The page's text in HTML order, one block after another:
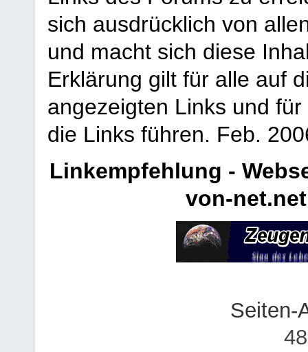
sich ausdrücklich von
und macht sich diese
Erklärung gilt für alle auf
angezeigten Links und
die Links führen. Feb.
Linkempfehlung -
von-net.net
Seiten-